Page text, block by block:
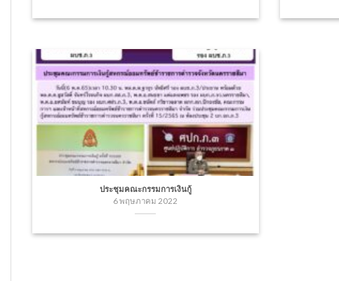
ประชุมคณะกรรมการเงินกู้
6 พฤษภาคม 2022